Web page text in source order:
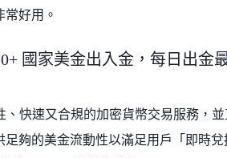
好用。
國家美金出入金，每日出金
、快速又合規的加密貨幣交易服務，並
足夠的美金流動性以滿足用戶「即時兌